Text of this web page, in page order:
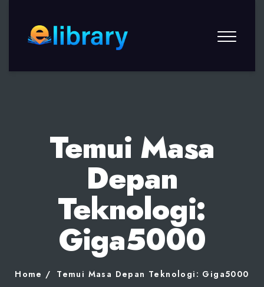
Temui Masa
Depan
Teknologi:
Giga5000
Home Temui Masa Depan Teknologi: Giga5000